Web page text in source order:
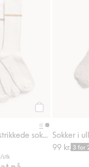
sokker, Legg til i
/stk
Sokker i
99 kr. 3 for